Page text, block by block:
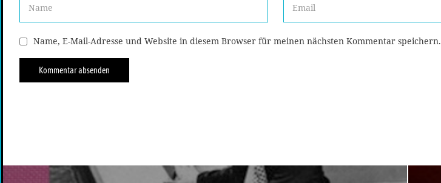
Name, E-Mail-Adresse und Website in diesem Browser für meinen nächsten Kommentar speichern.